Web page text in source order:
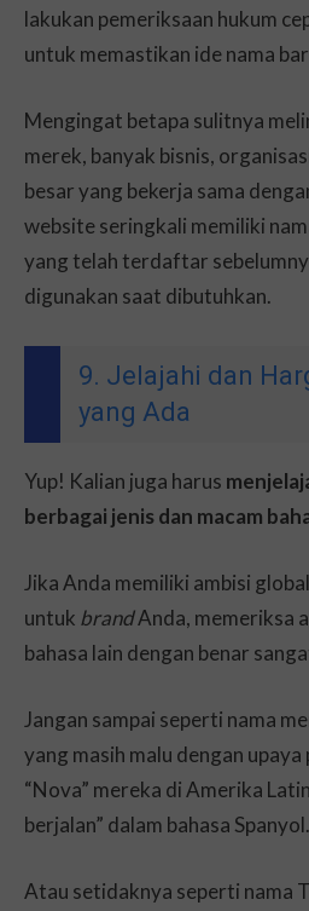
lakukan pemeriksaan hukum
untuk memastikan ide nama
Mengingat betapa sulitnya
merek, banyak bisnis,
besar yang bekerja sama
website seringkali memiliki
yang telah terdaftar
digunakan saat dibutuhkan.
9. Jelajahi dan
yang Ada
Yup! Kalian juga harus
berbagai jenis dan macam
Jika Anda memiliki ambisi
untuk brandAnda, memeriksa
bahasa lain dengan benar
Jangan sampai seperti nama
yang masih malu dengan upaya
“Nova” mereka di Amerika
berjalan” dalam bahasa Spanyol.
Atau setidaknya seperti nama